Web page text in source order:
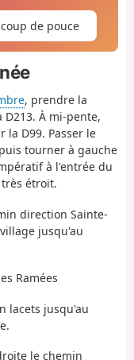
de pouce
, prendre la
À mi-pente,
la D99. Passer le
tourner à gauche
à l'entrée du
étroit.
direction Sainte-
jusqu'au
Ramées
lacets jusqu'au
le chemin